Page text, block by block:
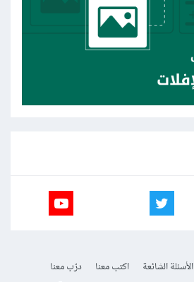
الأسئلة الشائعة اكتب معنا
درّب معنا